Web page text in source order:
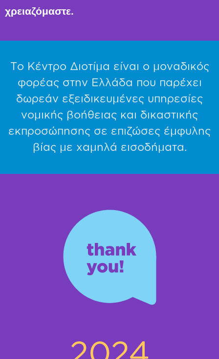
χρειαζόμαστε.
Το Κέντρο Διοτίμα είναι ο μοναδικός
φορέας στην Ελλάδα που παρέχει
δωρεάν εξειδικευμένες υπηρεσίες
νομικής βοήθειας και δικαστικής
εκπροσώπησης σε επιζώσες έμφυλης
βίας με χαμηλά εισοδήματα.
2024